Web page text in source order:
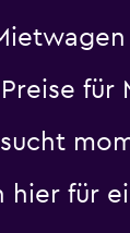
für
hier für